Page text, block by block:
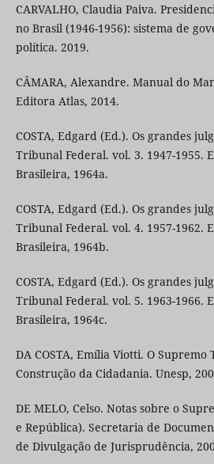
CARVALHO, Claudia Paiva.
no Brasil (1946-1956): sistema de
política. 2019.
CÂMARA, Alexandre. Manual do
Editora Atlas, 2014.
COSTA, Edgard (Ed.). Os grandes
Tribunal Federal. vol. 3. 1947-1955.
Brasileira, 1964a.
COSTA, Edgard (Ed.). Os grandes
Tribunal Federal. vol. 4. 1957-1962.
Brasileira, 1964b.
COSTA, Edgard (Ed.). Os grandes
Tribunal Federal. vol. 5. 1963-1966.
Brasileira, 1964c.
DA COSTA, Emília Viotti. O
Construção da Cidadania. Unesp,
DE MELO, Celso. Notas sobre o
e República). Secretaria de
de Divulgação de Jurisprudência,